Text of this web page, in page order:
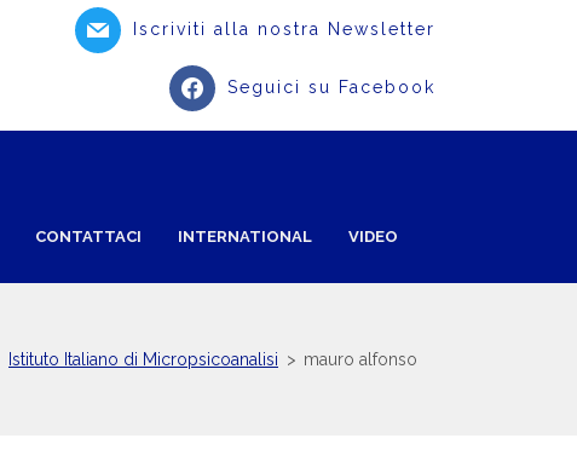
Iscriviti alla nostra Newsletter
Seguici su Facebook
CONTATTACI INTERNATIONAL VIDEO
Istituto Italiano di Micropsicoanalisi > mauro alfonso